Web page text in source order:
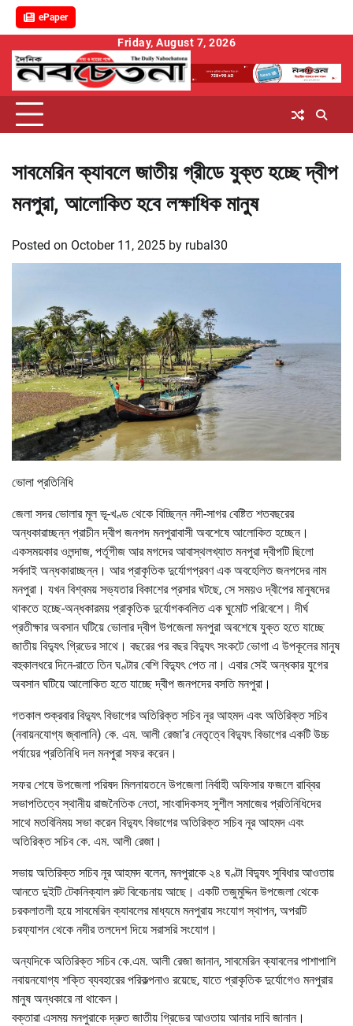
ePaper
content
Friday, August 7, 2026
সাবমেরিন ক্যাবলে জাতীয় গ্রীডে যুক্ত হচ্ছে দ্বীপ
মনপুরা, আলোকিত হবে লক্ষাধিক মানুষ
Posted on October 11, 2025 by rubal30
ভোলা প্রতিনিধি
জেলা সদর ভোলার মূল ভূ-খণ্ড থেকে বিচ্ছিন্ন নদী-সাগর বেষ্টিত শতবছরের
অন্ধকারাচ্ছন্ন প্রাচীন দ্বীপ জনপদ মনপুরাবাসী অবশেষে আলোকিত হচ্ছেন।
একসময়কার ওলন্দাজ, পর্তূগীজ আর মগদের আবাস্থলখ্যাত মনপুরা দ্বীপটি ছিলো
সর্বদাই অন্ধকারাচ্ছন্ন। আর প্রাকৃতিক দুর্যোগপ্রবণ এক অবহেলিত জনপদের নাম
মনপুরা। যখন বিশ্বময় সভ্যতার বিকাশের প্রসার ঘটছে, সে সময়ও দ্বীপের মানুষদের
থাকতে হচ্ছে-অন্ধকারময় প্রাকৃতিক দুর্যোগকবলিত এক ঘুমোট পরিবেশে। দীর্ঘ
প্রতীক্ষার অবসান ঘটিয়ে ভোলার দ্বীপ উপজেলা মনপুরা অবশেষে যুক্ত হতে যাচ্ছে
জাতীয় বিদ্যুৎ গ্রিডের সাথে। বছরের পর বছর বিদ্যুৎ সংকটে ভোগা এ উপকূলের মানুষ
বহুকালধরে দিনে-রাতে তিন ঘণ্টার বেশি বিদ্যুৎ পেত না। এবার সেই অন্ধকার যুগের
অবসান ঘটিয়ে আলোকিত হতে যাচ্ছে দ্বীপ জনপদের বসতি মনপুরা।
গতকাল শুক্রবার বিদ্যুৎ বিভাগের অতিরিক্ত সচিব নূর আহমদ এবং অতিরিক্ত সচিব
(নবায়নযোগ্য জ্বালানি) কে. এম. আলী রেজা’র নেতৃত্বে বিদ্যুৎ বিভাগের একটি উচ্চ
পর্যায়ের প্রতিনিধি দল মনপুরা সফর করেন।
সফর শেষে উপজেলা পরিষদ মিলনায়তনে উপজেলা নির্বাহী অফিসার ফজলে রাব্বির
সভাপতিত্বে স্থানীয় রাজনৈতিক নেতা, সাংবাদিকসহ সুশীল সমাজের প্রতিনিধিদের
সাথে মতবিনিময় সভা করেন বিদ্যুৎ বিভাগের অতিরিক্ত সচিব নূর আহমদ এবং
অতিরিক্ত সচিব কে. এম. আলী রেজা।
সভায় অতিরিক্ত সচিব নূর আহমদ বলেন, মনপুরাকে ২৪ ঘণ্টা বিদ্যুৎ সুবিধার আওতায়
আনতে দুইটি টেকনিক্যাল রুট বিবেচনায় আছে। একটি তজুমুদ্দিন উপজেলা থেকে
চরকলাতলী হয়ে সাবমেরিন ক্যাবলের মাধ্যমে মনপুরায় সংযোগ স্থাপন, অপরটি
চরফ্যাশন থেকে নদীর তলদেশ দিয়ে সরাসরি সংযোগ।
অন্যদিকে অতিরিক্ত সচিব কে.এম. আলী রেজা জানান, সাবমেরিন ক্যাবলের পাশাপাশি
নবায়নযোগ্য শক্তি ব্যবহারের পরিকল্পনাও রয়েছে, যাতে প্রাকৃতিক দুর্যোগেও মনপুরার
মানুষ অন্ধকারে না থাকেন।
বক্তারা এসময় মনপুরাকে দ্রুত জাতীয় গ্রিডের আওতায় আনার দাবি জানান।